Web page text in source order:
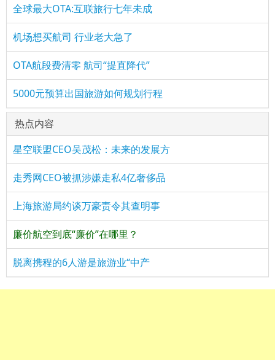
全球最大OTA:互联旅行七年未成
机场想买航司 行业老大急了
OTA航段费清零 航司“提直降代”
5000元预算出国旅游如何规划行程
热点内容
星空联盟CEO吴茂松：未来的发展方
走秀网CEO被抓涉嫌走私4亿奢侈品
上海旅游局约谈万豪责令其查明事
廉价航空到底“廉价”在哪里？
脱离携程的6人游是旅游业“中产